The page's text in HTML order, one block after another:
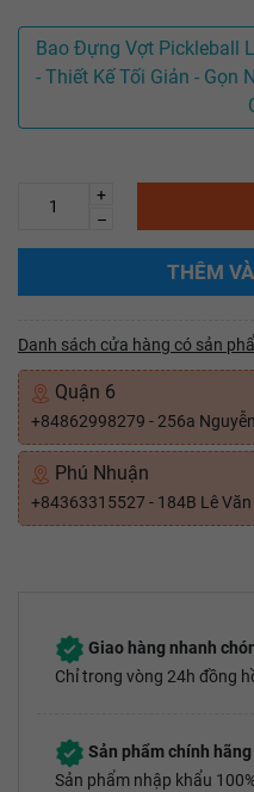
Bao Đựng Vợt Pickleball
- Thiết Kế Tối Giản - Gọn
+
–
THÊM
Danh sách cửa hàng có sản
Quận 6
+84862998279 - 256a
Phú Nhuận
+84363315527 - 184B Lê
Giao hàng nhanh
Chỉ trong vòng 24h đồng
Sản phẩm chính
Sản phẩm nhập khẩu